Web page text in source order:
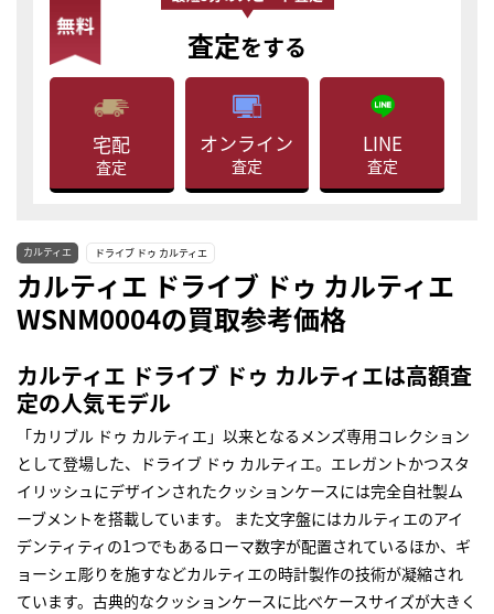
査定をする
宅配
査定
オンライン
査定
LINE
査定
カルティエ ドライブ ドゥ カルティエ
カルティエ ドライブ ドゥ カルティエ
WSNM0004の買取参考価格
カルティエ ドライブ ドゥ カルティエは高額査
定の人気モデル
「カリブル ドゥ カルティエ」以来となるメンズ専用コレクション
として登場した、ドライブ ドゥ カルティエ。エレガントかつスタ
イリッシュにデザインされたクッションケースには完全自社製ム
ーブメントを搭載しています。 また文字盤にはカルティエのアイ
デンティティの1つでもあるローマ数字が配置されているほか、ギ
ョーシェ彫りを施すなどカルティエの時計製作の技術が凝縮され
ています。古典的なクッションケースに比べケースサイズが大きく